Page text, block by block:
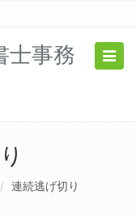
士事務
連続逃げ切り